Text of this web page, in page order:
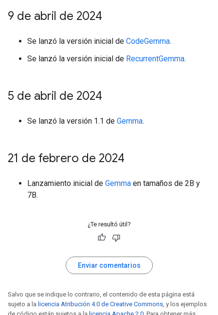
9 de abril de 2024
Se lanzó la versión inicial de CodeGemma.
Se lanzó la versión inicial de RecurrentGemma.
5 de abril de 2024
Se lanzó la versión 1.1 de Gemma.
21 de febrero de 2024
Lanzamiento inicial de Gemma en tamaños de 2B y
7B.
¿Te resultó útil?
Enviar comentarios
Salvo que se indique lo contrario, el contenido de esta página está
sujeto a la licencia Atribución 4.0 de Creative Commons, y los ejemplos